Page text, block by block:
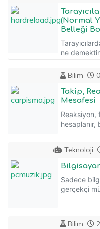
(Normal
Belleği
ne
Bilim
Takip,
Mesafesi
Reaksiyon,
Teknoloji
Sadece
gerçekçi
Bilim